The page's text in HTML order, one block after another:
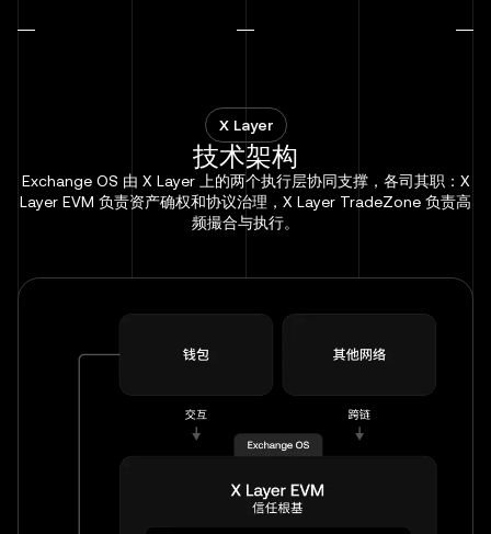
X Layer
技术架构
Exchange OS 由 X Layer 上的两个执行层协同支撑，各司其职：X
Layer EVM 负责资产确权和协议治理，X Layer TradeZone 负责高
频撮合与执行。